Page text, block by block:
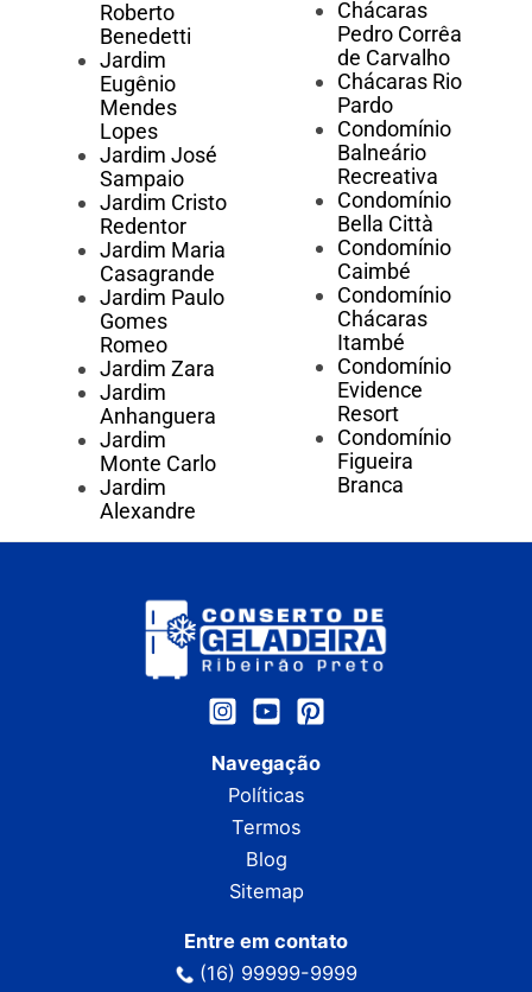
Roberto
Benedetti
Jardim
Eugênio
Mendes
Lopes
Jardim José
Sampaio
Jardim Cristo
Redentor
Jardim Maria
Casagrande
Jardim Paulo
Gomes
Romeo
Jardim Zara
Jardim
Anhanguera
Jardim
Monte Carlo
Jardim
Alexandre
Chácaras
Pedro Corrêa
de Carvalho
Chácaras Rio
Pardo
Condomínio
Balneário
Recreativa
Condomínio
Bella Città
Condomínio
Caimbé
Condomínio
Chácaras
Itambé
Condomínio
Evidence
Resort
Condomínio
Figueira
Branca
Navegação
Políticas
Termos
Blog
Sitemap
Entre em contato
(16) 99999-9999